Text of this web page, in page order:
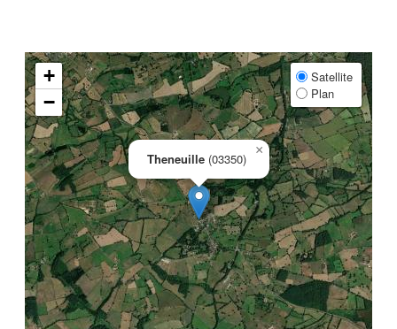
Theneuille (03350)
×
+
−
Satellite
Plan